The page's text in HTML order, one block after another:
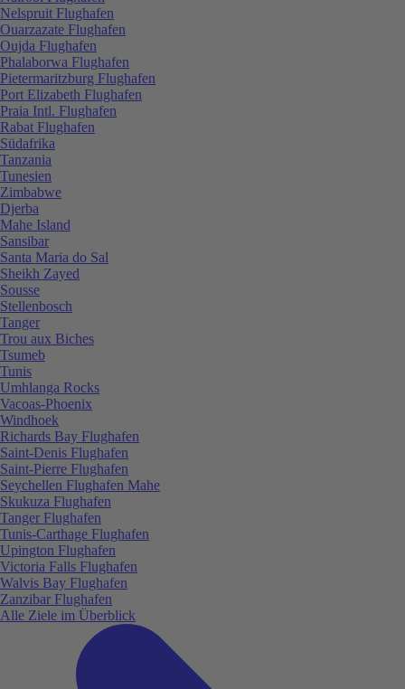
Nelspruit Flughafen
Ouarzazate Flughafen
Oujda Flughafen
Phalaborwa Flughafen
Pietermaritzburg Flughafen
Port Elizabeth Flughafen
Praia Intl. Flughafen
Rabat Flughafen
Südafrika
Tanzania
Tunesien
Zimbabwe
Djerba
Mahe Island
Sansibar
Santa Maria do Sal
Sheikh Zayed
Sousse
Stellenbosch
Tanger
Trou aux Biches
Tsumeb
Tunis
Umhlanga Rocks
Vacoas-Phoenix
Windhoek
Richards Bay Flughafen
Saint-Denis Flughafen
Saint-Pierre Flughafen
Seychellen Flughafen Mahe
Skukuza Flughafen
Tanger Flughafen
Tunis-Carthage Flughafen
Upington Flughafen
Victoria Falls Flughafen
Walvis Bay Flughafen
Zanzibar Flughafen
Alle Ziele im Überblick